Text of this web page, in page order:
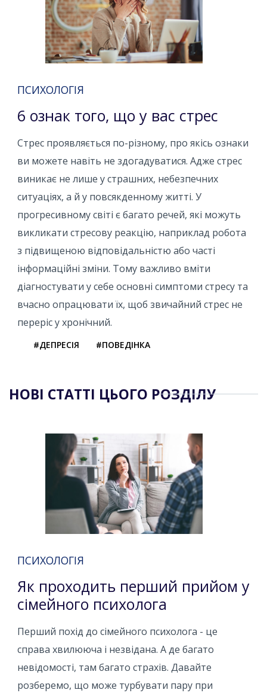
ПСИХОЛОГІЯ
6 ознак того, що у вас стрес
Стрес проявляється по-різному, про якісь ознаки
ви можете навіть не здогадуватися. Адже стрес
виникає не лише у страшних, небезпечних
ситуаціях, а й у повсякденному житті. У
прогресивному світі є багато речей, які можуть
викликати стресову реакцію, наприклад робота
з підвищеною відповідальністю або часті
інформаційні зміни. Тому важливо вміти
діагностувати у себе основні симптоми стресу та
вчасно опрацювати їх, щоб звичайний стрес не
переріс у хронічний.
#ДЕПРЕСІЯ #ПОВЕДІНКА
НОВІ СТАТТІ ЦЬОГО РОЗДІЛУ
ПСИХОЛОГІЯ
Як проходить перший прийом у
сімейного психолога
Перший похід до сімейного психолога - це
справа хвилююча і незвідана. А де багато
невідомості, там багато страхів. Давайте
розберемо, що може турбувати пару при